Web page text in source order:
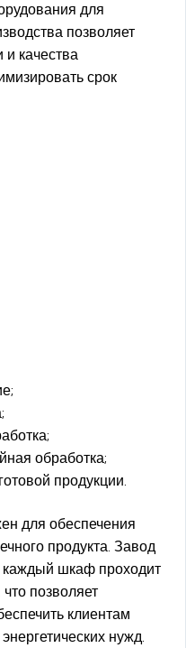
для
позволяет
и качества
срок
обработка;
продукции.
для обеспечения
продукта. Завод
каждый шкаф проходит
что позволяет
клиентам
нужд.